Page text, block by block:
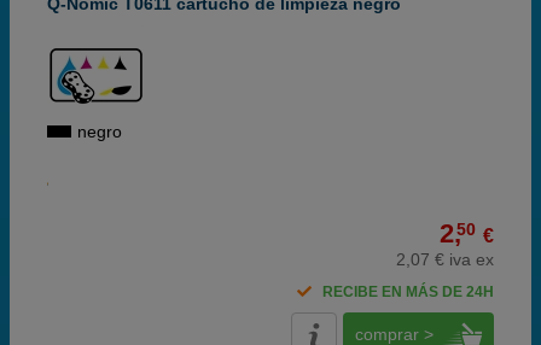
negro
2,50 €
2,07 € iva ex
RECIBE EN MÁS DE 24H
comprar >